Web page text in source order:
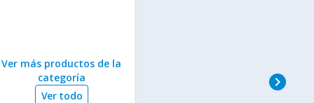
Ver más productos de la
categoría
Ver todo
navigate_next